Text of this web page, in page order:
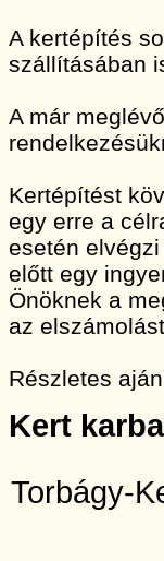
A kertépítés
szállításában
A már
Kertépítést
egy erre a
esetén
előtt egy
Önöknek a
az
Részletes
Kert
Torbágy-